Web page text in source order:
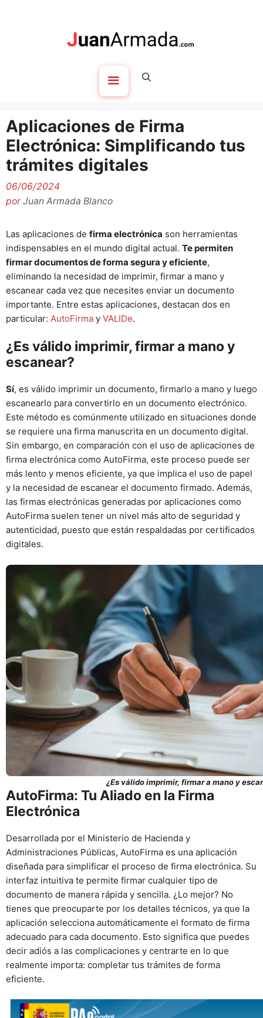
Aplicaciones de Firma
Electrónica: Simplificando tus
trámites digitales
06/06/2024
porJuan Armada Blanco
Las aplicaciones de firma electrónica son herramientas
indispensables en el mundo digital actual. Te permiten
firmar documentos de forma segura y eficiente,
eliminando la necesidad de imprimir, firmar a mano y
escanear cada vez que necesites enviar un documento
importante. Entre estas aplicaciones, destacan dos en
particular: AutoFirma y VALIDe.
¿Es válido imprimir, firmar a mano y
escanear?
Sí, es válido imprimir un documento, firmarlo a mano y luego
escanearlo para convertirlo en un documento electrónico.
Este método es comúnmente utilizado en situaciones donde
se requiere una firma manuscrita en un documento digital.
Sin embargo, en comparación con el uso de aplicaciones de
firma electrónica como AutoFirma, este proceso puede ser
más lento y menos eficiente, ya que implica el uso de papel
y la necesidad de escanear el documento firmado. Además,
las firmas electrónicas generadas por aplicaciones como
AutoFirma suelen tener un nivel más alto de seguridad y
autenticidad, puesto que están respaldadas por certificados
digitales.
¿Es válido imprimir, firmar a mano y
AutoFirma: Tu Aliado en la Firma
Electrónica
Desarrollada por el Ministerio de Hacienda y
Administraciones Públicas, AutoFirma es una aplicación
diseñada para simplificar el proceso de firma electrónica. Su
interfaz intuitiva te permite firmar cualquier tipo de
documento de manera rápida y sencilla. ¿Lo mejor? No
tienes que preocuparte por los detalles técnicos, ya que la
aplicación selecciona automáticamente el formato de firma
adecuado para cada documento. Esto significa que puedes
decir adiós a las complicaciones y centrarte en lo que
realmente importa: completar tus trámites de forma
eficiente.